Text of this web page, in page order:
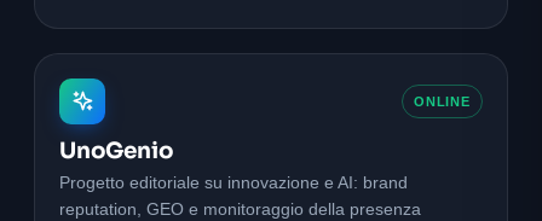
ONLINE
UnoGenio
Progetto editoriale su innovazione e AI: brand
reputation, GEO e monitoraggio della presenza